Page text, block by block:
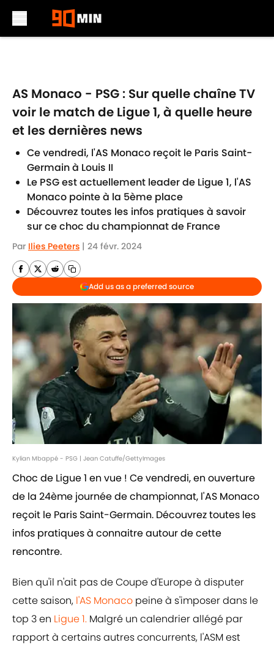
AS Monaco - PSG : Sur quelle chaîne TV
voir le match de Ligue 1, à quelle heure
et les dernières news
Ce vendredi, l'AS Monaco reçoit le Paris Saint-
Germain à Louis II
Le PSG est actuellement leader de Ligue 1, l'AS
Monaco pointe à la 5ème place
Découvrez toutes les infos pratiques à savoir
sur ce choc du championnat de France
Par Ilies Peeters | 24 févr. 2024
Add us as a preferred source
Kylian Mbappé - PSG | Jean Catuffe/GettyImages
Choc de Ligue 1 en vue ! Ce vendredi, en ouverture
de la 24ème journée de championnat, l'AS Monaco
reçoit le Paris Saint-Germain. Découvrez toutes les
infos pratiques à connaitre autour de cette
rencontre.
Bien qu'il n'ait pas de Coupe d'Europe à disputer
cette saison, l'AS Monaco peine à s'imposer dans le
top 3 en Ligue 1. Malgré un calendrier allégé par
rapport à certains autres concurrents, l'ASM est